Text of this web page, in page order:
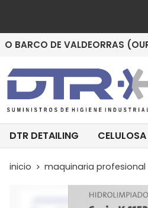
O BARCO DE VALDEORRAS
DTR DETAILING CELULOSA
inicio maquinaria profesional